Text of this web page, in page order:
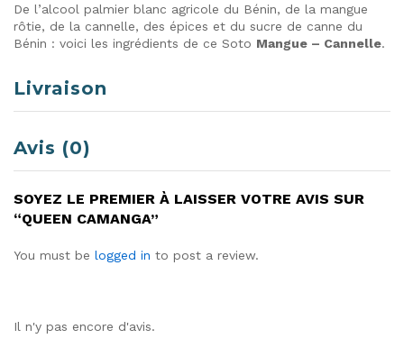
De l’alcool palmier blanc agricole du Bénin, de la mangue
rôtie, de la cannelle, des épices et du sucre de canne du
Bénin : voici les ingrédients de ce Soto Mangue – Cannelle.
Livraison
Avis (0)
SOYEZ LE PREMIER À LAISSER VOTRE AVIS SUR
“QUEEN CAMANGA”
You must be logged in to post a review.
Il n'y pas encore d'avis.